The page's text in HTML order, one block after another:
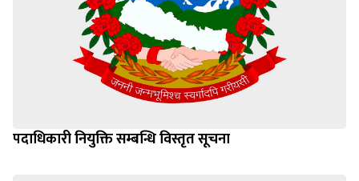
पदाधिकारी नियुक्ति सम्बन्धि विस्तृत सूचना